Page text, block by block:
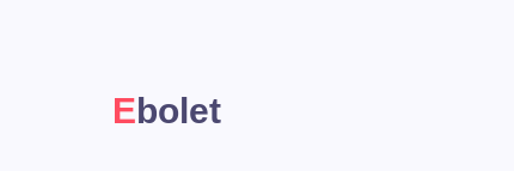
Ebolet